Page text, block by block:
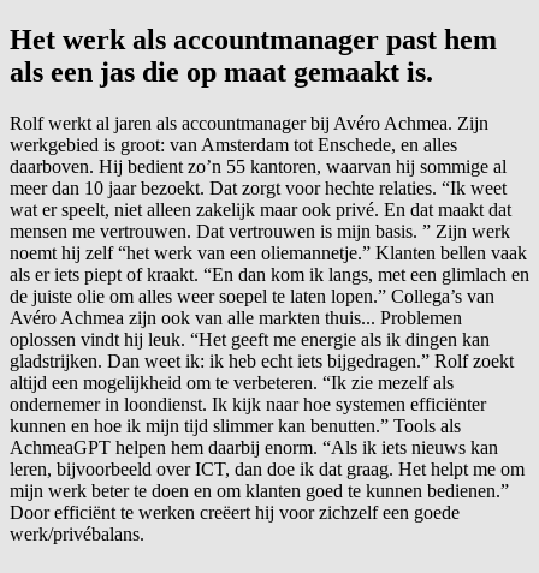
Het werk als accountmanager past hem
als een jas die op maat gemaakt is.
Rolf werkt al jaren als accountmanager bij Avéro Achmea. Zijn
werkgebied is groot: van Amsterdam tot Enschede, en alles
daarboven. Hij bedient zo’n 55 kantoren, waarvan hij sommige al
meer dan 10 jaar bezoekt. Dat zorgt voor hechte relaties. “Ik weet
wat er speelt, niet alleen zakelijk maar ook privé. En dat maakt dat
mensen me vertrouwen. Dat vertrouwen is mijn basis. ” Zijn werk
noemt hij zelf “het werk van een oliemannetje.” Klanten bellen vaak
als er iets piept of kraakt. “En dan kom ik langs, met een glimlach en
de juiste olie om alles weer soepel te laten lopen.” Collega’s van
Avéro Achmea zijn ook van alle markten thuis... Problemen
oplossen vindt hij leuk. “Het geeft me energie als ik dingen kan
gladstrijken. Dan weet ik: ik heb echt iets bijgedragen.” Rolf zoekt
altijd een mogelijkheid om te verbeteren. “Ik zie mezelf als
ondernemer in loondienst. Ik kijk naar hoe systemen efficiënter
kunnen en hoe ik mijn tijd slimmer kan benutten.” Tools als
AchmeaGPT helpen hem daarbij enorm. “Als ik iets nieuws kan
leren, bijvoorbeeld over ICT, dan doe ik dat graag. Het helpt me om
mijn werk beter te doen en om klanten goed te kunnen bedienen.”
Door efficiënt te werken creëert hij voor zichzelf een goede
werk/privébalans.